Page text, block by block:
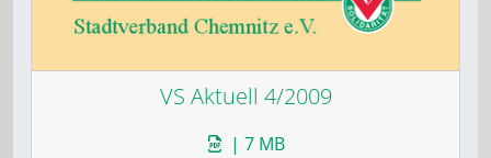
VS Aktuell 4/2009
| 7 MB